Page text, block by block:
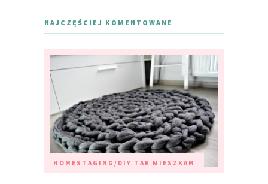
NAJCZĘŚCIEJ KOMENTOWANE
HOMESTAGING/DIY TAK MIESZKAM